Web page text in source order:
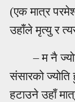
(एक मात्र
उहाँले मृत्यु र
–म नै
संसारको
हटाउने उहाँ